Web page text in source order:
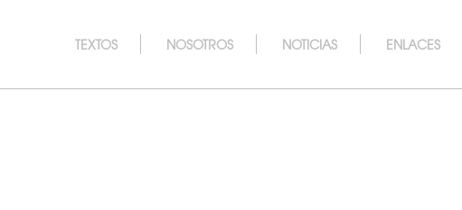
TEXTOS NOSOTROS NOTICIAS ENLACES